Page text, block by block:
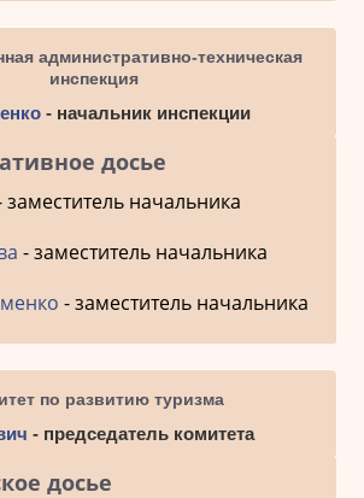
административно-техническая
инспекция
- начальник инспекции
досье
заместитель начальника
- заместитель начальника
- заместитель начальника
по развитию туризма
- председатель комитета
досье